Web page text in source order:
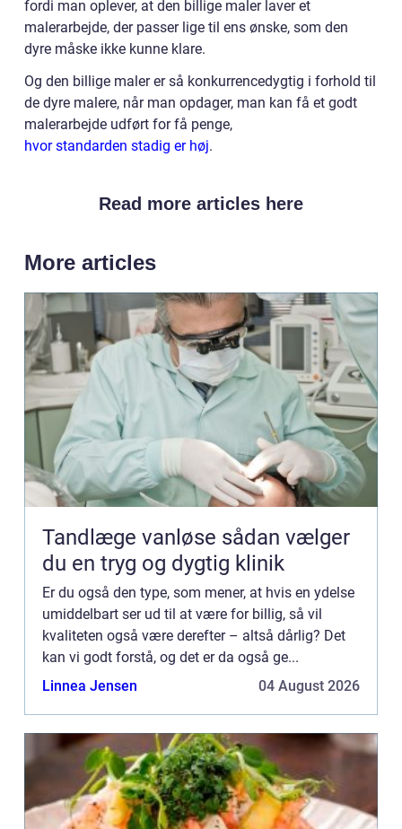
fordi man oplever, at den billige maler laver et
malerarbejde, der passer lige til ens ønske, som den
dyre måske ikke kunne klare.
Og den billige maler er så konkurrencedygtig i forhold til
de dyre malere, når man opdager, man kan få et godt
malerarbejde udført for få penge,
hvor standarden stadig er høj.
Read more articles here
More articles
Tandlæge vanløse sådan vælger
du en tryg og dygtig klinik
Er du også den type, som mener, at hvis en ydelse
umiddelbart ser ud til at være for billig, så vil
kvaliteten også være derefter – altså dårlig? Det
kan vi godt forstå, og det er da også ge...
Linnea Jensen
04 August 2026